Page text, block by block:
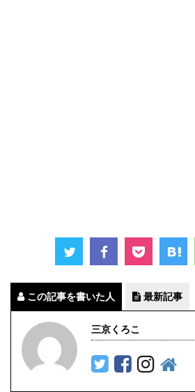
この記事を書いた人 最新記事
三京くろこ